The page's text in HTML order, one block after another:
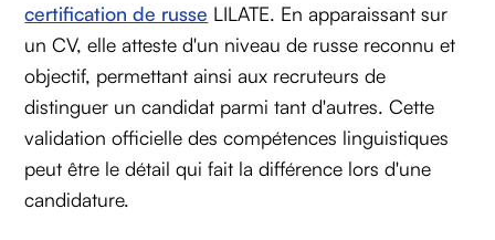
certification de russe LILATE. En apparaissant sur
un CV, elle atteste d'un niveau de russe reconnu et
objectif, permettant ainsi aux recruteurs de
distinguer un candidat parmi tant d'autres. Cette
validation officielle des compétences linguistiques
peut être le détail qui fait la différence lors d'une
candidature.